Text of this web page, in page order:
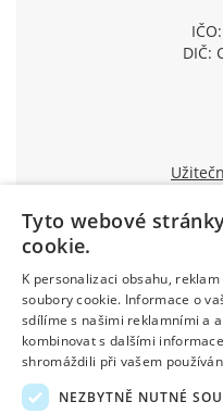
DIČ:
Jak
Výhody
Tyto webové
cookie.
K personalizaci obsahu,
soubory cookie. Informace o
sdílíme s našimi reklamními a
kombinovat s dalšími
shromáždili při vašem
NEZBYTNĚ NUTNÉ